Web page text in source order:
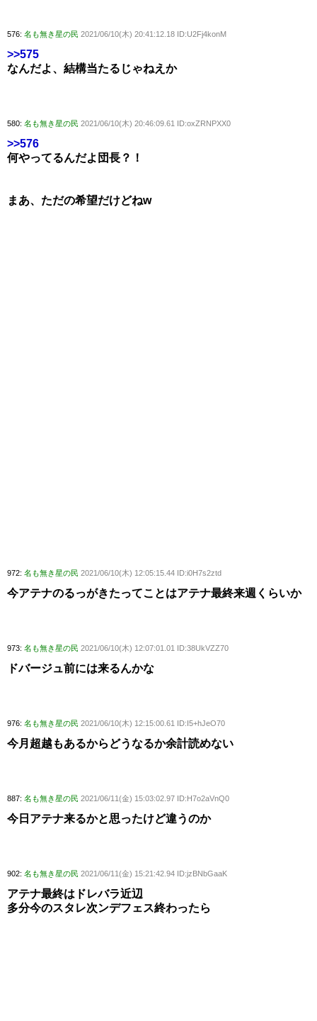
576: 名も無き星の民 2021/06/10(木) 20:41:12.18 ID:U2Fj4konM
>>575
なんだよ、結構当たるじゃねえか
580: 名も無き星の民 2021/06/10(木) 20:46:09.61 ID:oxZRNPXX0
>>576
何やってるんだよ団長？！
まあ、ただの希望だけどねw
972: 名も無き星の民 2021/06/10(木) 12:05:15.44 ID:i0H7s2ztd
今アテナのるっがきたってことはアテナ最終来週くらいか
973: 名も無き星の民 2021/06/10(木) 12:07:01.01 ID:38UkVZZ70
ドバージュ前には来るんかな
976: 名も無き星の民 2021/06/10(木) 12:15:00.61 ID:I5+hJeO70
今月超越もあるからどうなるか余計読めない
887: 名も無き星の民 2021/06/11(金) 15:03:02.97 ID:H7o2aVnQ0
今日アテナ来るかと思ったけど違うのか
902: 名も無き星の民 2021/06/11(金) 15:21:42.94 ID:jzBNbGaaK
アテナ最終はドレバラ近辺
多分今のスタレ次ンデフェス終わったら